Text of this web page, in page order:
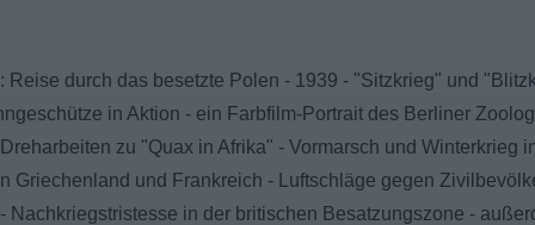
Reise durch das besetzte Polen - 1939 - "Sitzkrieg" und
in Aktion - ein Farbfilm-Portrait des Berliner
zu "Quax in Afrika" - Vormarsch und Winterkrieg
Griechenland und Frankreich - Luftschläge gegen
Nachkriegstristesse in der britischen Besatzungszone -